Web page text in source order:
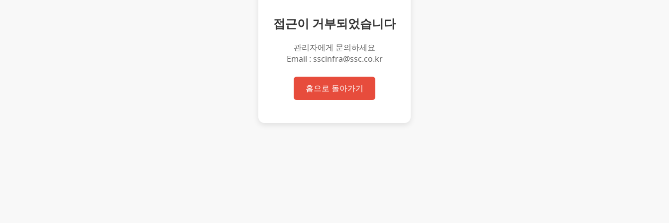
접근이 거부되었습니다
관리자에게 문의하세요
Email : sscinfra@ssc.co.kr
홈으로 돌아가기